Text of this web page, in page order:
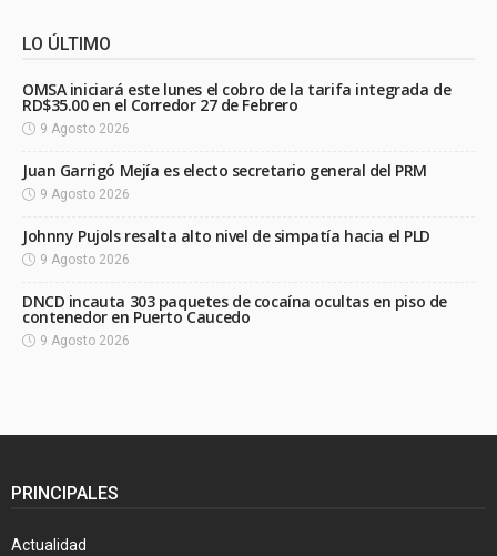
LO ÚLTIMO
OMSA iniciará este lunes el cobro de la tarifa integrada de
RD$35.00 en el Corredor 27 de Febrero
9 Agosto 2026
Juan Garrigó Mejía es electo secretario general del PRM
9 Agosto 2026
Johnny Pujols resalta alto nivel de simpatía hacia el PLD
9 Agosto 2026
DNCD incauta 303 paquetes de cocaína ocultas en piso de
contenedor en Puerto Caucedo
9 Agosto 2026
PRINCIPALES
Actualidad